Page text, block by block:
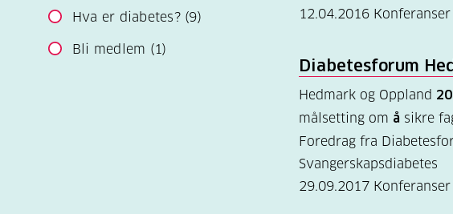
Hva er diabetes? (9)
Bli medlem (1)
12.04.2016 Konferanser
Diabetesforum
Hedmark og Oppland
målsetting om å sikre
Foredrag fra
Svangerskapsdiabetes
29.09.2017 Konferanser